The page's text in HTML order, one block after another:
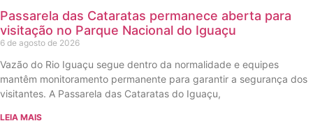
Passarela das Cataratas permanece aberta para
visitação no Parque Nacional do Iguaçu
6 de agosto de 2026
Vazão do Rio Iguaçu segue dentro da normalidade e equipes
mantêm monitoramento permanente para garantir a segurança dos
visitantes. A Passarela das Cataratas do Iguaçu,
LEIA MAIS